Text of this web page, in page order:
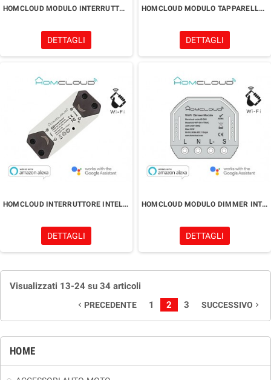
HOME
HOMCLOUD MODULO INTERRUTTORE WI-FI DA INCASSO
DETTAGLI
HOMCLOUD MODULO TAPPARELLE WIFI DA INCASSO
DETTAGLI
HOMCLOUD INTERRUTTORE INTELLIGENTE WIFI 10A
DETTAGLI
HOMCLOUD MODULO DIMMER INTELLIGENTE WIFI DA INCASSO
DETTAGLI
Visualizzati 13-24 su 34 articoli
navigate_before PRECEDENTE 1 2 3 SUCCESSIVO navigate_next